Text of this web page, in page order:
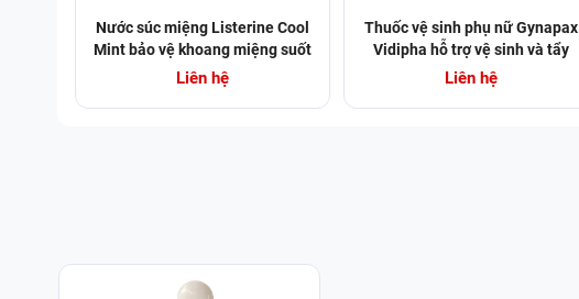
Nước súc miệng Listerine Cool
Mint bảo vệ khoang miệng suốt
24h khỏi vi khuẩn hôi miệng,
mảng bám, viêm nướu (250ml)
Liên hệ
Thuốc vệ sinh phụ nữ Gynapax
Vidipha hỗ trợ vệ sinh và tẩy
trùng niêm mạc phụ khoa (30 gói
Liên hệ